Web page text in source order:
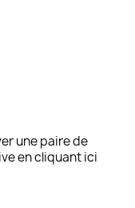
une paire de
en cliquant ici